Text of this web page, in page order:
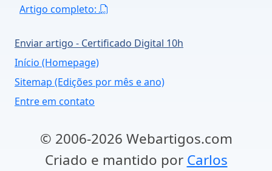
Artigo completo:
Enviar artigo - Certificado Digital 10h
Início (Homepage)
Sitemap (Edições por mês e ano)
Entre em contato
© 2006-2026 Webartigos.com
Criado e mantido por Carlos